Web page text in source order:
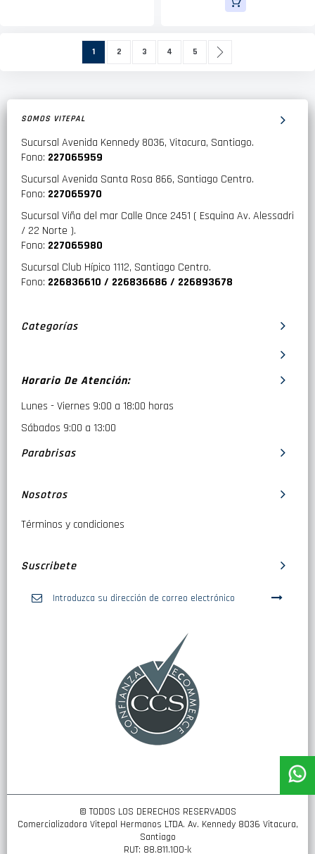
Actualmente estás leyendo página
1 Página
2 Página
3 Página
4 Página
5
SOMOS VITEPAL
Sucursal Avenida Kennedy 8036, Vitacura, Santiago.
Fono: 227065959
Sucursal Avenida Santa Rosa 866, Santiago Centro.
Fono: 227065970
Sucursal Viña del mar Calle Once 2451 ( Esquina Av. Alessadri
/ 22 Norte ).
Fono: 227065980
Sucursal Club Hípico 1112, Santiago Centro.
Fono: 226836610 / 226836686 / 226893678
Categorías
Horario De Atención:
Lunes - Viernes 9:00 a 18:00 horas
Sábados 9:00 a 13:00
Parabrisas
Nosotros
Términos y condiciones
Suscribete
© TODOS LOS DERECHOS RESERVADOS
Comercializadora Vitepal Hermanos LTDA. Av. Kennedy 8036 Vitacura,
Santiago
RUT: 88.811.100-k